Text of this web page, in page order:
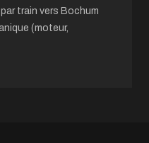
train vers Bochum
(moteur,